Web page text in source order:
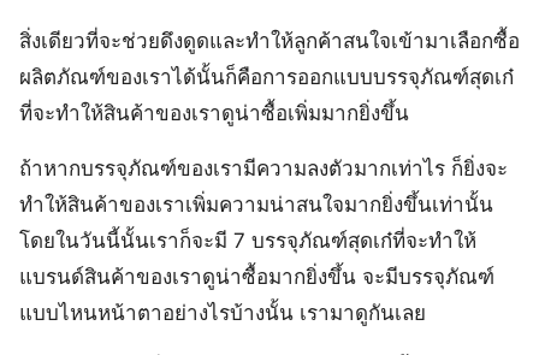
สิ่งเดียวที่จะช่วยดึงดูดและทำให้ลูกค้าสนใจเข้ามาเลือกซื้อ
ผลิตภัณฑ์ของเราได้นั้นก็คือการออกแบบบรรจุภัณฑ์สุดเก๋
ที่จะทำให้สินค้าของเราดูน่าซื้อเพิ่มมากยิ่งขึ้น
ถ้าหากบรรจุภัณฑ์ของเรามีความลงตัวมากเท่าไร ก็ยิ่งจะ
ทำให้สินค้าของเราเพิ่มความน่าสนใจมากยิ่งขึ้นเท่านั้น
โดยในวันนี้นั้นเราก็จะมี 7 บรรจุภัณฑ์สุดเก๋ที่จะทำให้
แบรนด์สินค้าของเราดูน่าซื้อมากยิ่งขึ้น จะมีบรรจุภัณฑ์
แบบไหนหน้าตาอย่างไรบ้างนั้น เรามาดูกันเลย